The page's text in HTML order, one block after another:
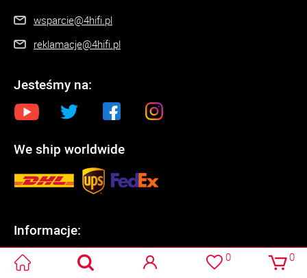
wsparcie@4hifi.pl
reklamacje@4hifi.pl
Jesteśmy na:
We ship worldwide
Informacje:
O sklepie
0 0